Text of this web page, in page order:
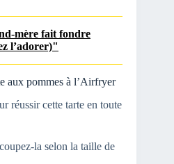
mère fait fondre
l’adorer)"
aux pommes à l’Airfryer
réussir cette tarte en toute
la selon la taille de